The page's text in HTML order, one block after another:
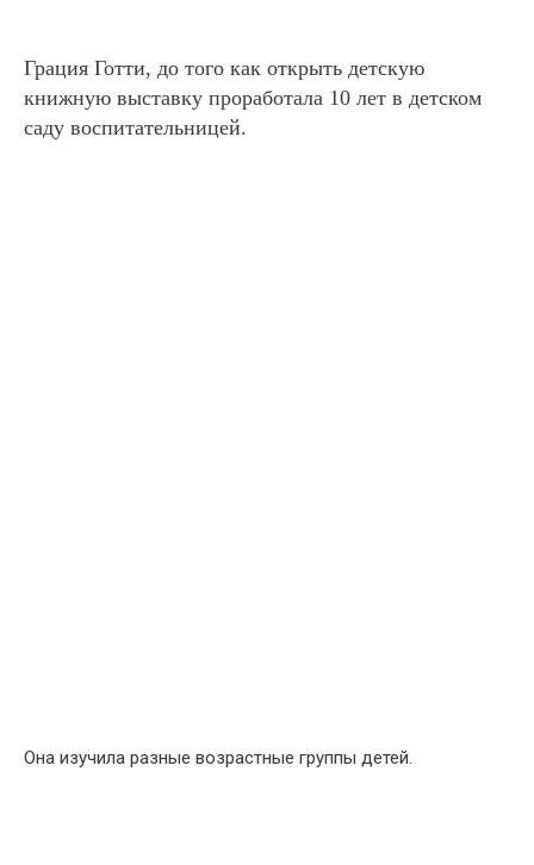
Грация Готти, до того как открыть детскую
книжную выставку проработала 10 лет в детском
саду воспитательницей.
Она изучила разные возрастные группы детей.